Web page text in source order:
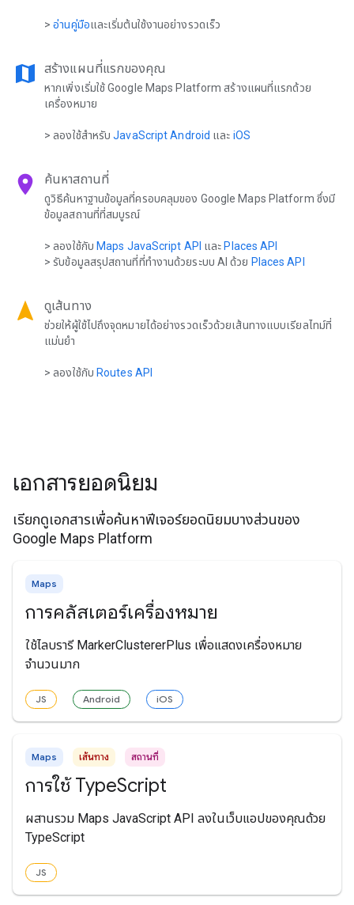
>อ่านคู่มือและเริ่มต้นใช้งานอย่างรวดเร็ว
map สร้างแผนที่แรกของคุณ
หากเพิ่งเริ่มใช้ Google Maps Platform สร้างแผนที่แรกด้วย
เครื่องหมาย
> ลองใช้สำหรับJavaScript Android และ iOS
location_on ค้นหาสถานที่
ดูวิธีค้นหาฐานข้อมูลที่ครอบคลุมของ Google Maps Platform ซึ่งมี
ข้อมูลสถานที่ที่สมบูรณ์
> ลองใช้กับ Maps JavaScript API และPlaces API
> รับข้อมูลสรุปสถานที่ที่ทำงานด้วยระบบ AI ด้วย Places API
navigation ดูเส้นทาง
ช่วยให้ผู้ใช้ไปถึงจุดหมายได้อย่างรวดเร็วด้วยเส้นทางแบบเรียลไทม์ที่
แม่นยำ
> ลองใช้กับ Routes API
เอกสารยอดนิยม
เรียกดูเอกสารเพื่อค้นหาฟีเจอร์ยอดนิยมบางส่วนของ
Google Maps Platform
Maps
การคลัสเตอร์เครื่องหมาย
ใช้ไลบรารี MarkerClustererPlus เพื่อแสดงเครื่องหมาย
จำนวนมาก
JS Android iOS
Maps เส้นทาง สถานที่
การใช้ TypeScript
ผสานรวม Maps JavaScript API ลงในเว็บแอปของคุณด้วย
TypeScript
JS